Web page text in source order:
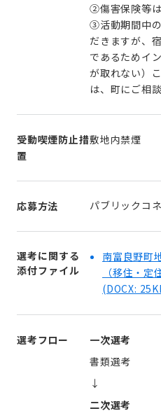
②傷害保険等は
③活動期間中
だきますが、
であるためイ
が取れない）
は、町にご相
受動喫煙防止措
置
敷地内禁煙
応募方法 パブリックコ
選考に関する
添付ファイル
南富良野町
（移住・定
(DOCX:
選考フロー
一次選考
書類選考
↓
二次選考